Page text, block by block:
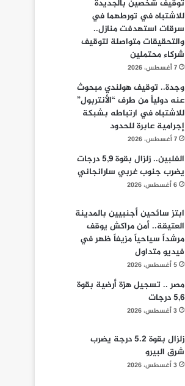
توقيف شخصين بالجديدة
للاشتباه في تورطهما في
سرقات استهدفت منازل..
والتحقيقات متواصلة لتوقيف
شركاء محتملين
7 أغسطس، 2026
وجدة.. توقيف هولندي مبحوث
عنه دولياً من طرف “الأنتربول”
للاشتباه في ارتباطه بشبكة
إجرامية عابرة للحدود
7 أغسطس، 2026
الفلبين.. زلزال بقوة 5,9 درجات
يضرب جنوب غربي سارانجاني
6 أغسطس، 2026
ابتز سائحين أجنبيين بالمدينة
العتيقة.. أمن مراكش يوقف
مرشداً سياحياً مزيفاً ظهر في
فيديو متداول
5 أغسطس، 2026
مصر .. تسجيل هزة أرضية بقوة
5,6 درجات
3 أغسطس، 2026
زلزال بقوة 5.2 درجة يضرب
شرق البيرو
3 أغسطس، 2026